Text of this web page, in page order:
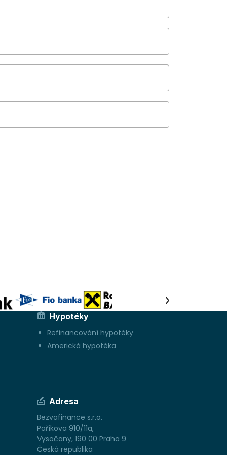
Hypotéky
Refinancování hypotéky
Americká hypotéka
Adresa
Bezvafinance s.r.o.
Paříkova 910/11a,
Vysočany, 190 00 Praha 9
Česká republika